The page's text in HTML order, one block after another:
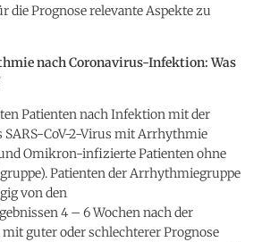
die Prognose relevante Aspekte zu
nach Coronavirus-Infektion: Was
Patienten nach Infektion mit der
SARS-CoV-2-Virus mit Arrhythmie
Omikron-infizierte Patienten ohne
Patienten der Arrhythmiegruppe
von den
4 – 6 Wochen nach der
guter oder schlechterer Prognose